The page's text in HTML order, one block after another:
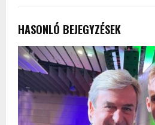
HASONLÓ BEJEGYZÉSEK